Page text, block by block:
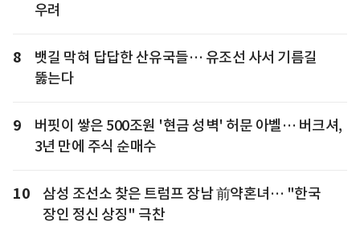
우려
8
뱃길 막혀 답답한 산유국들… 유조선 사서 기름길
뚫는다
9
버핏이 쌓은 500조원 '현금 성벽' 허문 아벨… 버크셔,
3년 만에 주식 순매수
10
삼성 조선소 찾은 트럼프 장남 前약혼녀… "한국
장인 정신 상징" 극찬